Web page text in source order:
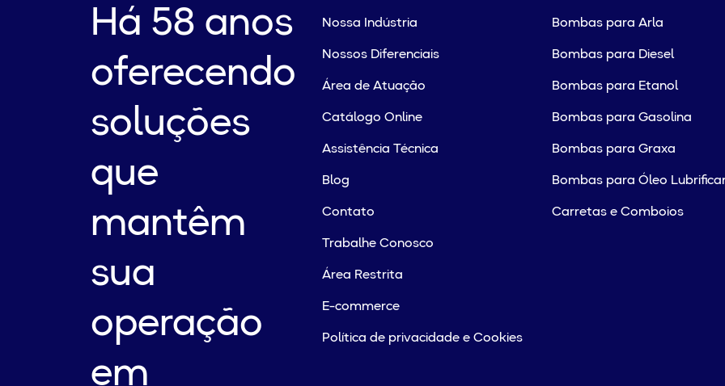
Há 58 anos
oferecendo
soluções
que
mantêm
sua
operação
em
Nossa Indústria
Nossos Diferenciais
Área de Atuação
Catálogo Online
Assistência Técnica
Blog
Contato
Trabalhe Conosco
Área Restrita
E-commerce
Política de privacidade e Cookies
Bombas para Arla
Bombas para Diesel
Bombas para Etanol
Bombas para Gasolina
Bombas para Graxa
Bombas para Óleo
Carretas e Comboios